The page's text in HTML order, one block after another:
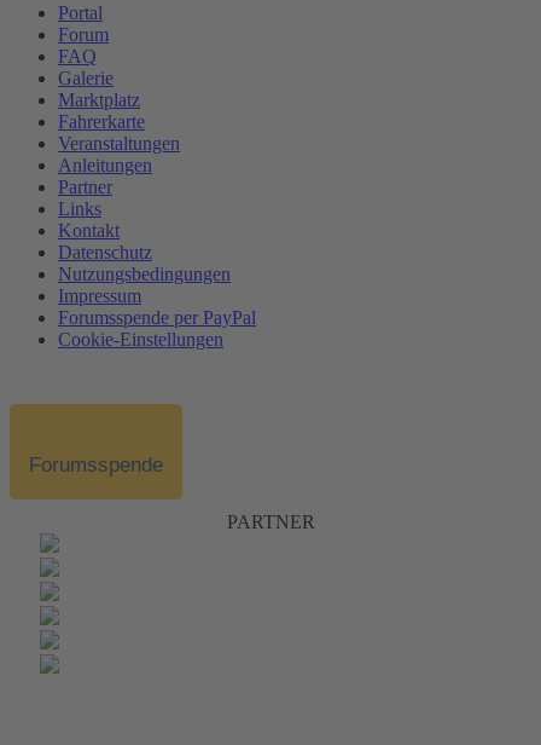
Portal
Forum
FAQ
Galerie
Marktplatz
Fahrerkarte
Veranstaltungen
Anleitungen
Partner
Links
Kontakt
Datenschutz
Nutzungsbedingungen
Impressum
Forumsspende per PayPal
Cookie-Einstellungen
Forumsspende
PARTNER